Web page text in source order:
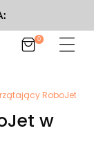
0
RoboJet w
w